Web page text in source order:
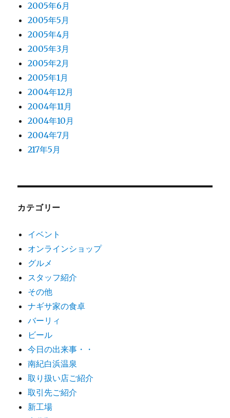
2005年6月
2005年5月
2005年4月
2005年3月
2005年2月
2005年1月
2004年12月
2004年11月
2004年10月
2004年7月
217年5月
カテゴリー
イベント
オンラインショップ
グルメ
スタッフ紹介
その他
ナギサ家の食卓
バーリィ
ビール
今日の出来事・・
南紀白浜温泉
取り扱い店ご紹介
取引先ご紹介
新工場